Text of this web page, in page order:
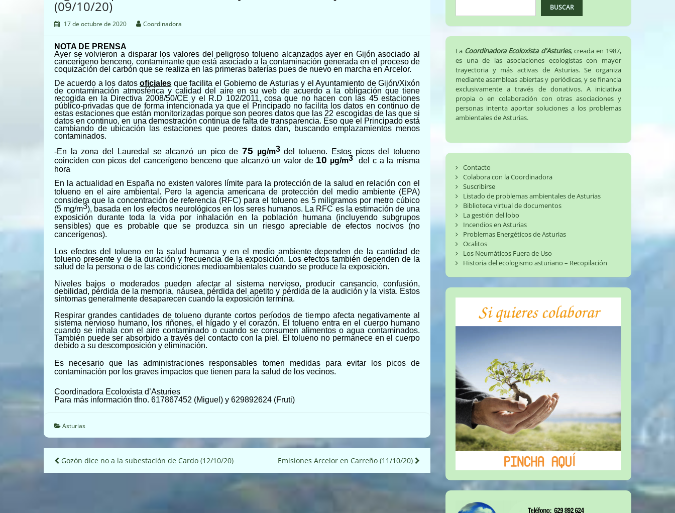
(09/10/20)
17 de octubre de 2020 Coordinadora
NOTA DE PRENSA
Ayer se volvieron a disparar los valores del peligroso tolueno alcanzados ayeren Gijónasociado al
cancerígeno benceno, contaminante que está asociado a la contaminación generada en el proceso de
coquización del carbón que se realiza en las primeras baterías pues de nuevo en marcha en Arcelor.
De acuerdo a los datosoficiales quefacilita el Gobierno de Asturias y el Ayuntamiento de Gijón/Xixón
de contaminación atmosférica y calidad del aire en su web de acuerdo a la obligación que tiene
recogida en la Directiva 2008/50/CE y el R.D 102/2011, cosa que no hacen con las 45 estaciones
público-privadas que de forma intencionada ya que el Principado no facilita los datos en continuo de
estas estaciones que están monitorizadas porque son peores datos que las 22 escogidas de las que si
datos en continuo, en una demostración continua de falta de transparencia. Eso que el Principado está
cambiando de ubicación las estaciones que peores datos dan, buscando emplazamientos menos
contaminados.
-En la zona del Lauredal se alcanzó un pico de75 µg/m3del tolueno.
Estos picos del tolueno
coinciden con picos del cancerígeno benceno que alcanzó un valor de 10 µg/m3 del c a la misma
hora
En la actualidad en España no existen valores límite para la protección de la salud en relación con el
tolueno en el aire ambiental. Pero la agencia americana de protección del medio ambiente (EPA)
considera que la concentración de referencia (RFC) para el tolueno es 5 miligramos por metro cúbico
(5 mg/m3), basada en los efectos neurológicos en los seres humanos. La RFC es la estimación de una
exposición durante toda la vida por inhalación en la población humana (incluyendo subgrupos
sensibles) que es probable que se produzca sin un riesgo apreciable de efectos nocivos (no
cancerígenos).
Los efectos del tolueno en la salud humana y en el medio ambiente dependen de la cantidad de
tolueno presente y de la duración y frecuencia de la exposición. Los efectos también dependen de la
salud de la persona o de las condiciones medioambientales cuando se produce la exposición.
Niveles bajos o moderados pueden afectar al sistema nervioso, producir cansancio, confusión,
debilidad, pérdida de la memoria, náusea, pérdida del apetito y pérdida de la audición y la vista. Estos
síntomas generalmente desaparecen cuando la exposición termina.
Respirar grandes cantidades de tolueno durante cortos períodos de tiempo afecta negativamente al
sistema nervioso humano, los riñones, el hígado y el corazón. El tolueno entra en el cuerpo humano
cuando se inhala con el aire contaminado o cuando se consumen alimentos o agua contaminados.
También puede ser absorbido a través del contacto con la piel. El tolueno no permanece en el cuerpo
debido a su descomposición y eliminación.
Es necesario que las administraciones responsables tomen medidas para evitar los picos de
contaminación por los graves impactos que tienen para la salud de los vecinos.
Coordinadora Ecoloxista d’Asturies
Para más información tfno. 617867452 (Miguel) y 629892624 (Fruti)
Asturias
Navegación
de
Gozón dice no a la subestación de Cardo (12/10/20) Emisiones Arcelor en Carreño (11/10/20)
BUSCAR
La Coordinadora Ecoloxista d'Asturies, creada en 1987,
es una de las asociaciones ecologistas con mayor
trayectoria y más activas de Asturias. Se organiza
mediante asambleas abiertas y periódicas, y se financia
exclusivamente a través de donativos. A iniciativa
propia o en colaboración con otras asociaciones y
personas intenta aportar soluciones a los problemas
ambientales de Asturias.
Contacto
Colabora con la Coordinadora
Suscribirse
Listado de problemas ambientales de Asturias
Biblioteca virtual de documentos
La gestión del lobo
Incendios en Asturias
Problemas Energéticos de Asturias
Ocalitos
Los Neumáticos Fuera de Uso
Historia del ecologismo asturiano – Recopilación